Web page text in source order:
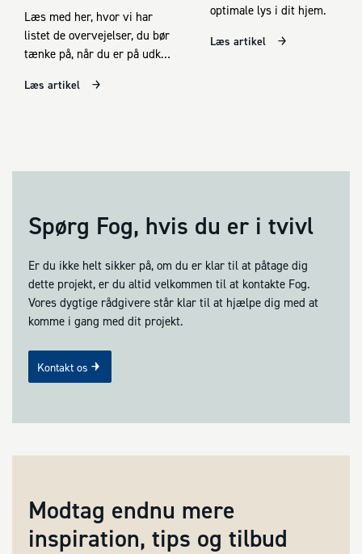
Læs med her, hvor vi har
listet de overvejelser, du bør
tænke på, når du er på udkig
belysning i dit hjem.
Læs artikel
optimale lys i dit hjem.
Læs artikel
Spørg Fog, hvis du er i tvivl
Er du ikke helt sikker på, om du er klar til at påtage dig
dette projekt, er du altid velkommen til at kontakte Fog.
Vores dygtige rådgivere står klar til at hjælpe dig med at
komme i gang med dit projekt.
Kontakt os
Modtag endnu mere
inspiration, tips og tilbud